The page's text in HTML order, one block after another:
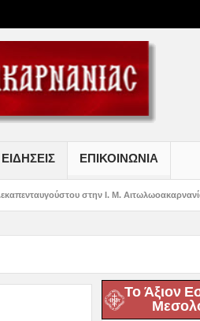
ΕΙΔΗΣΕΙΣ ΕΠΙΚΟΙΝΩΝΙΑ
Ι. Μ. Αιτωλωοακαρνανίας Μήνυμα
Το Άξιον